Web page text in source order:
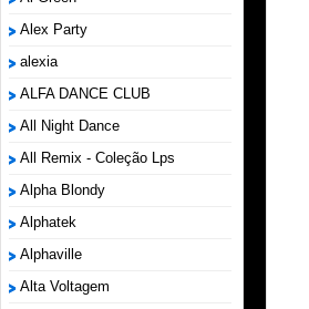
Alex Party
alexia
ALFA DANCE CLUB
All Night Dance
All Remix - Coleção Lps
Alpha Blondy
Alphatek
Alphaville
Alta Voltagem